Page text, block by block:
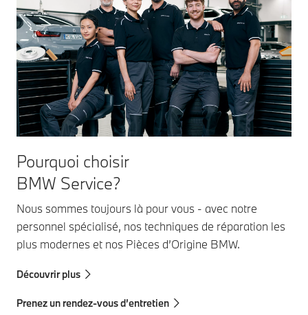
Pourquoi choisir
BMW Service?
Nous sommes toujours là pour vous - avec notre
personnel spécialisé, nos techniques de réparation les
plus modernes et nos Pièces d’Origine BMW.
Découvrir plus
Prenez un rendez-vous d’entretien